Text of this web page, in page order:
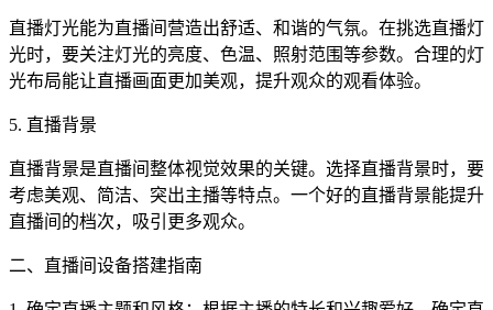
直播灯光能为直播间营造出舒适、和谐的气氛。在挑选直播灯
光时，要关注灯光的亮度、色温、照射范围等参数。合理的灯
光布局能让直播画面更加美观，提升观众的观看体验。
5. 直播背景
直播背景是直播间整体视觉效果的关键。选择直播背景时，要
考虑美观、简洁、突出主播等特点。一个好的直播背景能提升
直播间的档次，吸引更多观众。
二、直播间设备搭建指南